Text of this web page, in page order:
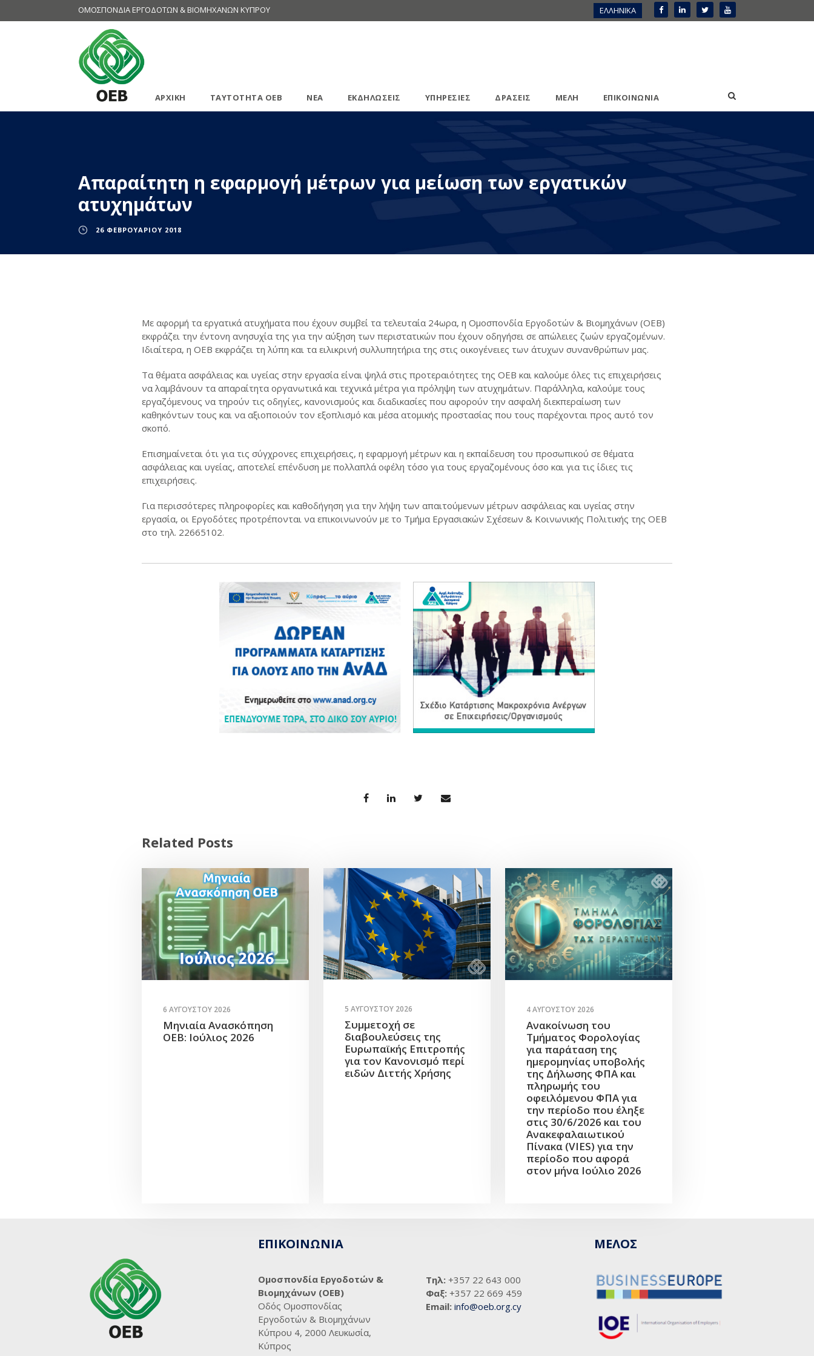
ΟΜΟΣΠΟΝΔΙΑ ΕΡΓΟΔΟΤΩΝ & ΒΙΟΜΗΧΑΝΩΝ ΚΥΠΡΟΥ ΕΛΛΗΝΙΚΑ
ΑΡΧΙΚΗ ΤΑΥΤΟΤΗΤΑ ΟΕΒ ΝΕΑ ΕΚΔΗΛΩΣΕΙΣ ΥΠΗΡΕΣΙΕΣ ΔΡΑΣΕΙΣ ΜΕΛΗ ΕΠΙΚΟΙΝΩΝΙΑ
Απαραίτητη η εφαρμογή μέτρων για μείωση των εργατικών
ατυχημάτων
26 ΦΕΒΡΟΥΑΡΊΟΥ 2018
Με αφορμή τα εργατικά ατυχήματα που έχουν συμβεί τα τελευταία 24ωρα, η Ομοσπονδία Εργοδοτών & Βιομηχάνων (ΟΕΒ)
εκφράζει την έντονη ανησυχία της για την αύξηση των περιστατικών που έχουν οδηγήσει σε απώλειες ζωών εργαζομένων.
Ιδιαίτερα, η ΟΕΒ εκφράζει τη λύπη και τα ειλικρινή συλλυπητήρια της στις οικογένειες των άτυχων συνανθρώπων μας.
Τα θέματα ασφάλειας και υγείας στην εργασία είναι ψηλά στις προτεραιότητες της ΟΕΒ και καλούμε όλες τις επιχειρήσεις
να λαμβάνουν τα απαραίτητα οργανωτικά και τεχνικά μέτρα για πρόληψη των ατυχημάτων. Παράλληλα, καλούμε τους
εργαζόμενους να τηρούν τις οδηγίες, κανονισμούς και διαδικασίες που αφορούν την ασφαλή διεκπεραίωση των
καθηκόντων τους και να αξιοποιούν τον εξοπλισμό και μέσα ατομικής προστασίας που τους παρέχονται προς αυτό τον
σκοπό.
Επισημαίνεται ότι για τις σύγχρονες επιχειρήσεις, η εφαρμογή μέτρων και η εκπαίδευση του προσωπικού σε θέματα
ασφάλειας και υγείας, αποτελεί επένδυση με πολλαπλά οφέλη τόσο για τους εργαζομένους όσο και για τις ίδιες τις
επιχειρήσεις.
Για περισσότερες πληροφορίες και καθοδήγηση για την λήψη των απαιτούμενων μέτρων ασφάλειας και υγείας στην
εργασία, οι Εργοδότες προτρέπονται να επικοινωνούν με το Τμήμα Εργασιακών Σχέσεων & Κοινωνικής Πολιτικής της ΟΕΒ
στο τηλ. 22665102.
Related Posts
6 ΑΥΓΟΎΣΤΟΥ 2026
Μηνιαία Ανασκόπηση
ΟΕΒ: Ιούλιος 2026
5 ΑΥΓΟΎΣΤΟΥ 2026
Συμμετοχή σε
διαβουλεύσεις της
Ευρωπαϊκής Επιτροπής
για τον Κανονισμό περί
ειδών Διττής Χρήσης
4 ΑΥΓΟΎΣΤΟΥ 2026
Ανακοίνωση του
Τμήματος Φορολογίας
για παράταση της
ημερομηνίας υποβολής
της Δήλωσης ΦΠΑ και
πληρωμής του
οφειλόμενου ΦΠΑ για
την περίοδο που έληξε
στις 30/6/2026 και του
Ανακεφαλαιωτικού
Πίνακα (VIES) για την
περίοδο που αφορά
στον μήνα Ιούλιο 2026
ΕΠΙΚΟΙΝΩΝΙΑ
Ομοσπονδία Εργοδοτών &
Βιομηχάνων (ΟΕΒ)
Οδός Ομοσπονδίας
Εργοδοτών & Βιομηχάνων
Κύπρου 4, 2000 Λευκωσία,
Κύπρος
Τηλ: +357 22 643 000
Φαξ: +357 22 669 459
Email: info@oeb.org.cy
ΜΕΛΟΣ